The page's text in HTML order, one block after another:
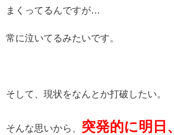
まくってるんですが…
常に泣いてるみたいです。
そして、現状をなんとか打破したい。
そんな思いから、 突発的に明日、